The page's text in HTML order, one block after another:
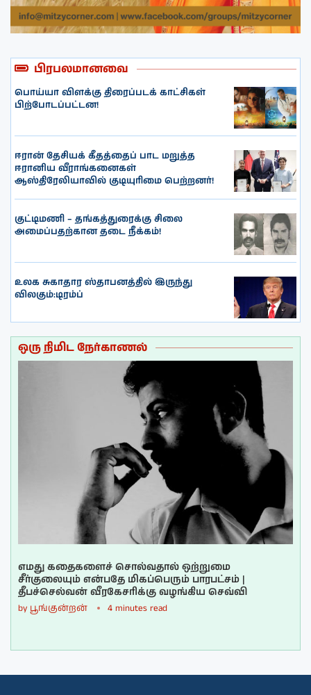
பிரபலமானவை
பொய்யா விளக்கு திரைப்படக் காட்சிகள்
பிற்போடப்பட்டன!
ஈரான் தேசியக் கீதத்தைப் பாட மறுத்த
ஈரானிய வீராங்கனைகள்
ஆஸ்திரேலியாவில் குடியுரிமை பெற்றனர்!
குட்டிமணி – தங்கத்துரைக்கு சிலை
அமைப்பதற்கான தடை நீக்கம்!
உலக சுகாதார ஸ்தாபனத்தில் இருந்து
விலகும்:டிரம்ப்
ஒரு நிமிட நேர்காணல்
எமது கதைகளைச் சொல்வதால் ஒற்றுமை
சீர்குலையும் என்பதே மிகப்பெரும் பாரபட்சம் |
தீபச்செல்வன் வீரகேசரிக்கு வழங்கிய செவ்வி
by பூங்குன்றன் 4 minutes read